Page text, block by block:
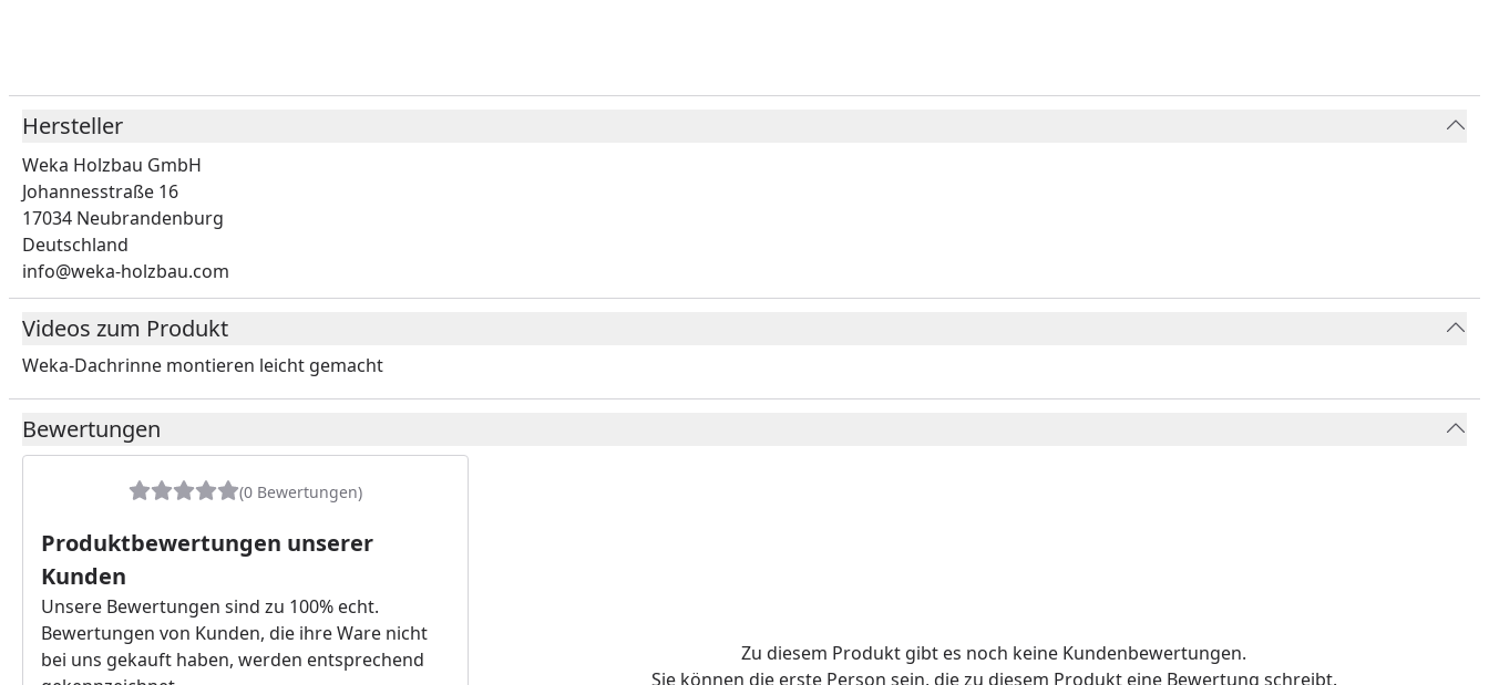
Hersteller
Weka Holzbau GmbH
Johannesstraße 16
17034 Neubrandenburg
Deutschland
info@weka-holzbau.com
Videos zum Produkt
Weka-Dachrinne montieren leicht gemacht
Youtube-Video
Bewertungen
(0 Bewertungen)
Produktbewertungen unserer
Kunden
Unsere Bewertungen sind zu 100% echt.
Bewertungen von Kunden, die ihre Ware nicht
bei uns gekauft haben, werden entsprechend
Zu diesem Produkt gibt es noch keine Kundenbewertungen.
Sie können die erste Person sein, die zu diesem Produkt eine Bewertung schreibt.